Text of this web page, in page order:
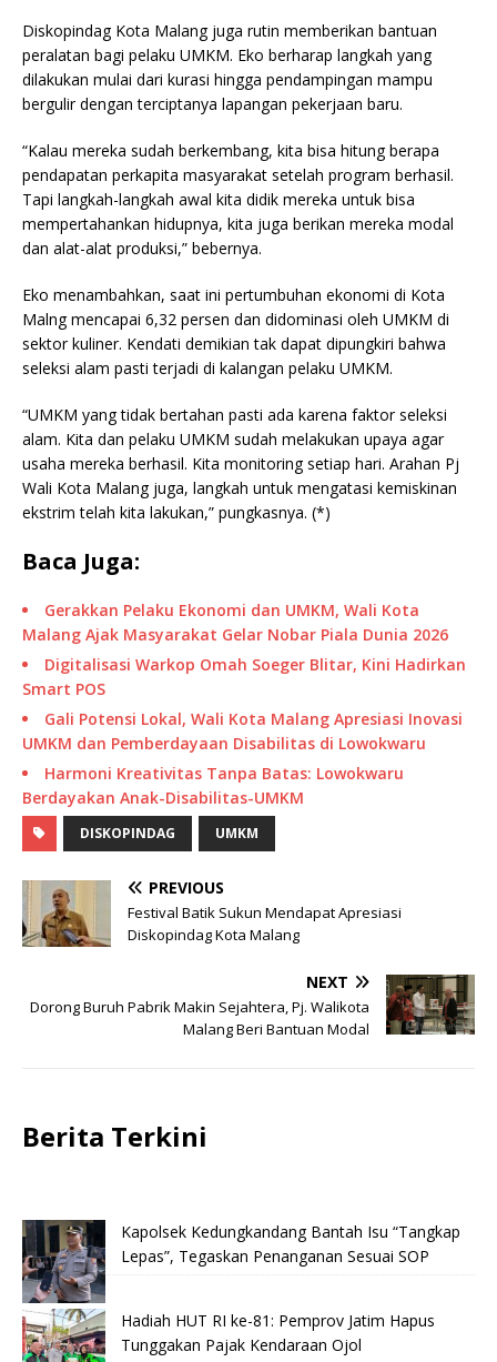
Diskopindag Kota Malang juga rutin memberikan bantuan
peralatan bagi pelaku UMKM. Eko berharap langkah yang
dilakukan mulai dari kurasi hingga pendampingan mampu
bergulir dengan terciptanya lapangan pekerjaan baru.
“Kalau mereka sudah berkembang, kita bisa hitung berapa
pendapatan perkapita masyarakat setelah program berhasil.
Tapi langkah-langkah awal kita didik mereka untuk bisa
mempertahankan hidupnya, kita juga berikan mereka modal
dan alat-alat produksi,” bebernya.
Eko menambahkan, saat ini pertumbuhan ekonomi di Kota
Malng mencapai 6,32 persen dan didominasi oleh UMKM di
sektor kuliner. Kendati demikian tak dapat dipungkiri bahwa
seleksi alam pasti terjadi di kalangan pelaku UMKM.
“UMKM yang tidak bertahan pasti ada karena faktor seleksi
alam. Kita dan pelaku UMKM sudah melakukan upaya agar
usaha mereka berhasil. Kita monitoring setiap hari. Arahan Pj
Wali Kota Malang juga, langkah untuk mengatasi kemiskinan
ekstrim telah kita lakukan,” pungkasnya. (*)
Baca Juga:
Gerakkan Pelaku Ekonomi dan UMKM, Wali Kota
Malang Ajak Masyarakat Gelar Nobar Piala Dunia 2026
Digitalisasi Warkop Omah Soeger Blitar, Kini Hadirkan
Smart POS
Gali Potensi Lokal, Wali Kota Malang Apresiasi Inovasi
UMKM dan Pemberdayaan Disabilitas di Lowokwaru
Harmoni Kreativitas Tanpa Batas: Lowokwaru
Berdayakan Anak-Disabilitas-UMKM
DISKOPINDAG UMKM
PREVIOUS
Festival Batik Sukun Mendapat Apresiasi
Diskopindag Kota Malang
NEXT
Dorong Buruh Pabrik Makin Sejahtera, Pj. Walikota
Malang Beri Bantuan Modal
Berita Terkini
Kapolsek Kedungkandang Bantah Isu “Tangkap
Lepas”, Tegaskan Penanganan Sesuai SOP
Hadiah HUT RI ke-81: Pemprov Jatim Hapus
Tunggakan Pajak Kendaraan Ojol